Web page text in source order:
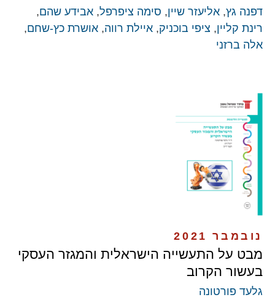
דפנה גץ, אליעזר שיין, סימה ציפרפל, אבידע שהם,
רינת קליין, ציפי בוכניק, איילת רווה, אושרת כץ-שחם,
אלה ברזני
נובמבר 2021
מבט על התעשייה הישראלית והמגזר העסקי
בעשור הקרוב
גלעד פורטונה